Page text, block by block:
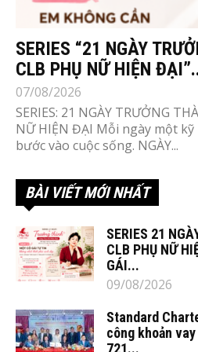
SERIES “21 NGÀY
CLB PHỤ NỮ HIỆN
07/08/2026
SERIES: 21 NGÀY TRƯỞNG
NỮ HIỆN ĐẠI Mỗi ngày một
bước vào cuộc sống. NGÀY...
BÀI VIẾT MỚI NHẤT
SERIES 21
CLB PHỤ NỮ
GÁI...
09/08/2026
Standard
công khoản
721...